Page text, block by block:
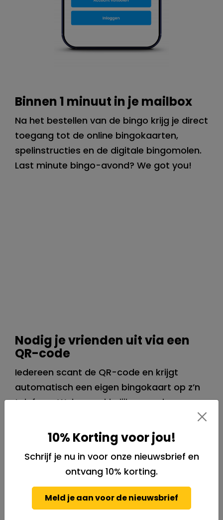
Binnen 1 minuut in je mailbox
Na het bestellen van de bingo krijg je direct
toegang tot de online bingokaarten,
spelinstructies en de digitale bingomolen.
Last minute bingo-avond? We got you!
Nodig je vrienden uit via een
QR-code
Iedereen scant de QR-code en krijgt
automatisch een eigen bingokaart op z’n
telefoon. Wel zo makkelijk en snel.
10% Korting voor jou!
Schrijf je nu in voor onze nieuwsbrief en
ontvang 10% korting.
Meld je aan voor de nieuwsbrief